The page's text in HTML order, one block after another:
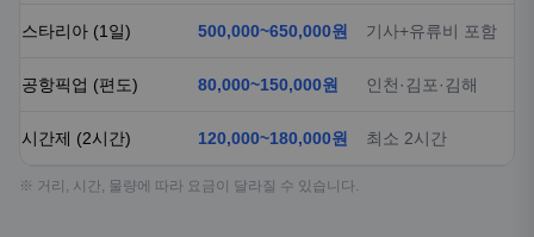
스타리아 (1일) 500,000~650,000원 기사+유류비 포함
공항픽업 (편도) 80,000~150,000원 인천·김포·김해
시간제 (2시간) 120,000~180,000원 최소 2시간
※ 거리, 시간, 물량에 따라 요금이 달라질 수 있습니다.